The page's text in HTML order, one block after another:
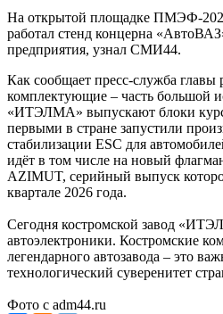
На открытой площадке ПМЭФ-
работал стенд концерна
предприятия, узнал СМИ44.
Как сообщает пресс-служба главы
комплектующие – часть большой
«ИТЭЛМА» выпускают блоки
первыми в стране запустили
стабилизации ESC для
идёт в том числе на новый
AZIMUT, серийный выпуск
квартале 2026 года.
Сегодня костромской завод
автоэлектроники. Костромские
легендарного автозавода – это
технологический суверенитет
Фото с adm44.ru